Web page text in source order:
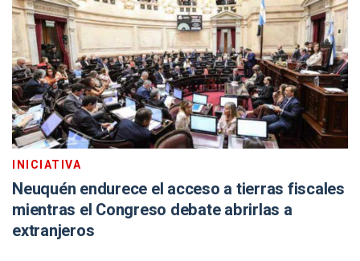
INICIATIVA
Neuquén endurece el acceso a tierras fiscales
mientras el Congreso debate abrirlas a
extranjeros